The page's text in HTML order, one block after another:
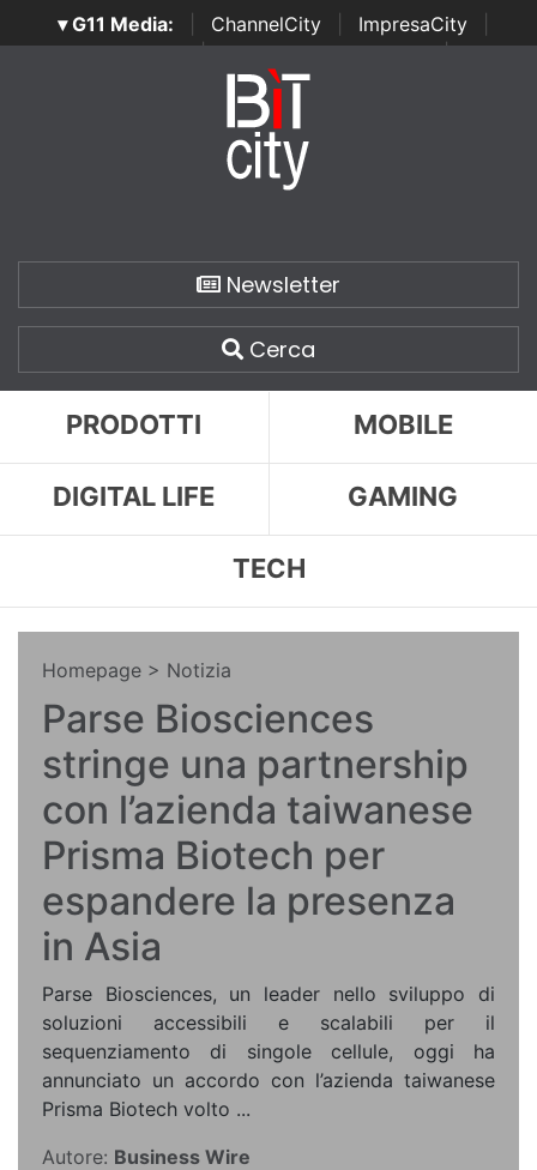
▾ G11 Media: ChannelCity ImpresaCity
SecurityOpenLab | Italian Channel Awards | Italian
Italian Security Awards
Newsletter
Cerca
PRODOTTI MOBILE
DIGITAL LIFE GAMING
TECH
Homepage > Notizia
Parse Biosciences
stringe una partnership
con l’azienda taiwanese
Prisma Biotech per
espandere la presenza
in Asia
Parse Biosciences, un leader nello sviluppo di
soluzioni accessibili e scalabili per il
sequenziamento di singole cellule, oggi ha
annunciato un accordo con l’azienda taiwanese
Prisma Biotech volto ...
Autore: Business Wire